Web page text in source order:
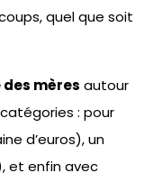
quel que soit
mères autour
: pour
d’euros), un
et enfin avec